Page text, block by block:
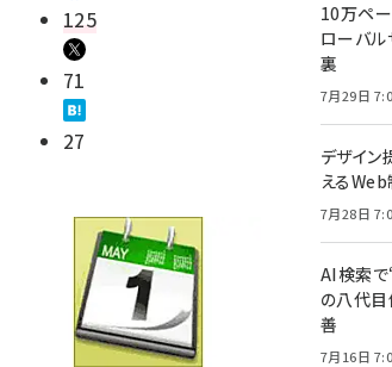
125
71
27
10万ペ
ローバル
裏
7月29日
デザイ
える
7月28日
AI検索で
の八代目
善
7月16日